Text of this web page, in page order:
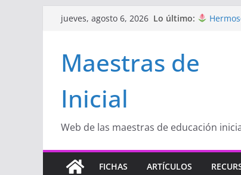
Saltarjueves, agosto 6, 2026 Lo último: Proyecto
Educación
Maestras de
Inicial
Web de las maestras de educación
FICHAS ARTÍCULOS